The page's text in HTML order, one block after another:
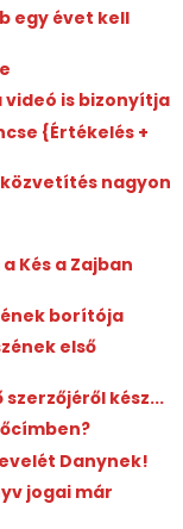
egy évet kell
videó is bizonyítja
{Értékelés +
nagyon
Kés a Zajban
borítója
első
kész...
Danynek!
jogai már